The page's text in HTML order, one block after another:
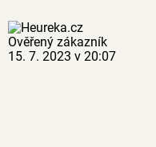
Ověřený zákazník
15. 7. 2023 v 20:07